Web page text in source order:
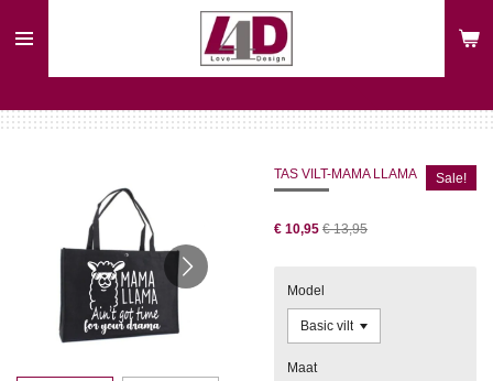
direct
hoofdinhoud
TAS VILT-MAMA LLAMA Sale!
€ 10,95 € 13,95
Model
Maat